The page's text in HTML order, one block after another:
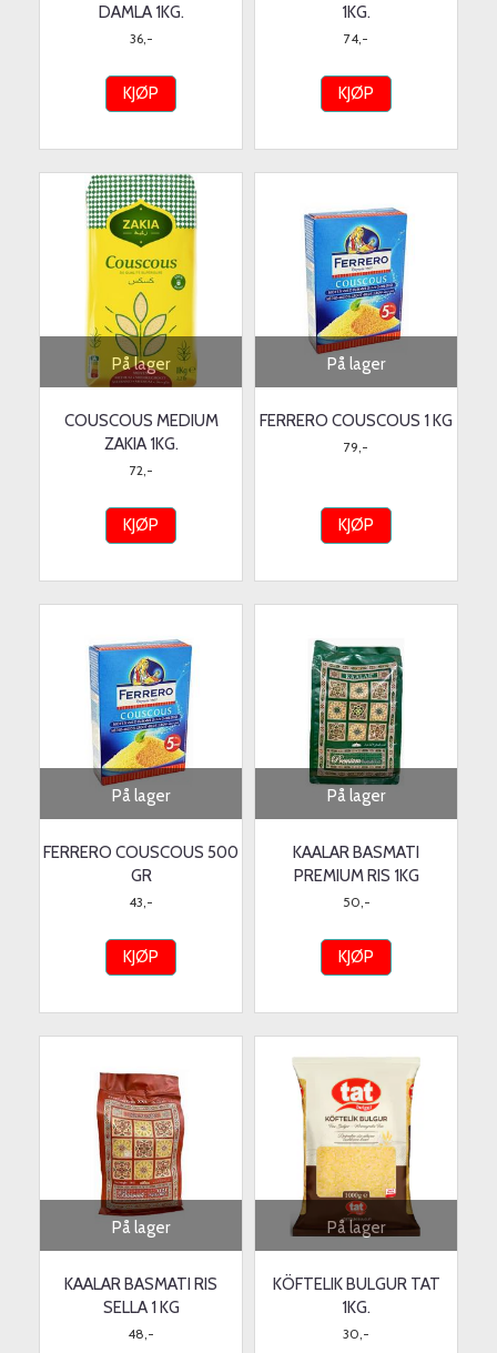
DAMLA 1KG.
36,-
KJØP
1KG.
74,-
KJØP
På lager
COUSCOUS MEDIUM
ZAKIA 1KG.
72,-
KJØP
På lager
FERRERO COUSCOUS 1 KG
79,-
KJØP
På lager
FERRERO COUSCOUS 500
GR
43,-
KJØP
På lager
KAALAR BASMATI
PREMIUM RIS 1KG
50,-
KJØP
På lager
KAALAR BASMATI RIS
SELLA 1 KG
48,-
På lager
KÖFTELIK BULGUR TAT
1KG.
30,-